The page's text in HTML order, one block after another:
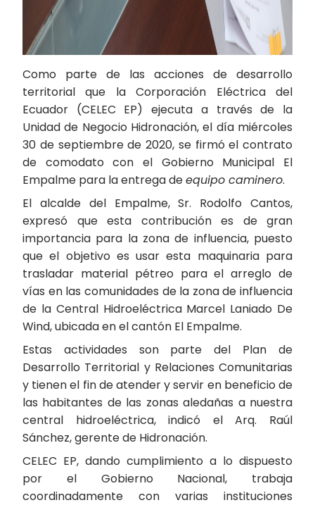
Como parte de las acciones de desarrollo
territorial que la Corporación Eléctrica del
Ecuador (CELEC EP) ejecuta a través de la
Unidad de Negocio Hidronación, el día miércoles
30 de septiembre de 2020, se firmó el contrato
de comodato con el Gobierno Municipal El
Empalme para la entrega deequipo caminero.
El alcalde del Empalme, Sr. Rodolfo Cantos,
expresó que esta contribución es de gran
importancia para la zona de influencia, puesto
que el objetivo es usar esta maquinaria para
trasladar material pétreo para el arreglo de
vías en las comunidades de la zona de influencia
de la Central Hidroeléctrica Marcel Laniado De
Wind, ubicada en el cantón El Empalme.
Estas actividades son parte del Plan de
Desarrollo Territorial y Relaciones Comunitarias
y tienen el fin de atender y servir en beneficio de
las habitantes de las zonas aledañas a nuestra
central hidroeléctrica, indicó el Arq. Raúl
Sánchez, gerente de Hidronación.
CELEC EP, dando cumplimiento a lo dispuesto
por el Gobierno Nacional, trabaja
coordinadamente con varias instituciones